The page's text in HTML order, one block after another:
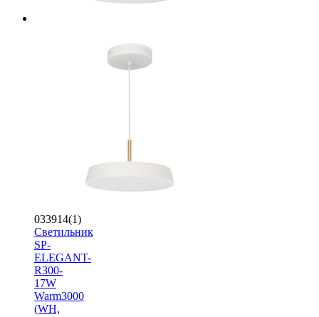
033914(1)
Светильник
SP-
ELEGANT-
R300-
17W
Warm3000
(WH,